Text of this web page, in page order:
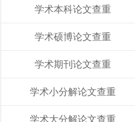
学术本科论文查重
学术硕博论文查重
学术期刊论文查重
学术小分解论文查重
学术大分解论文查重